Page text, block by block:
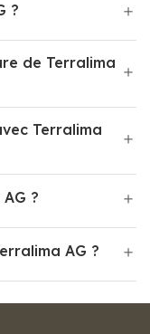
?
de Terralima
Terralima
?
AG ?